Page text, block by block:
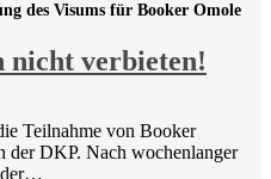
nicht verbieten!
des Visums für Booker Omole
Teilnahme von Booker
der DKP. Nach wochenlanger
der…